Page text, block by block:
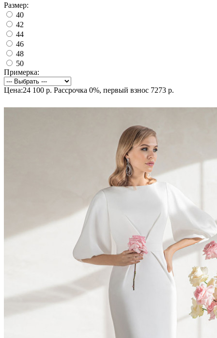
Размер:
40
42
44
46
48
50
Примерка:
Цена:24 100 р. Рассрочка 0%, первый взнос 7273 р.